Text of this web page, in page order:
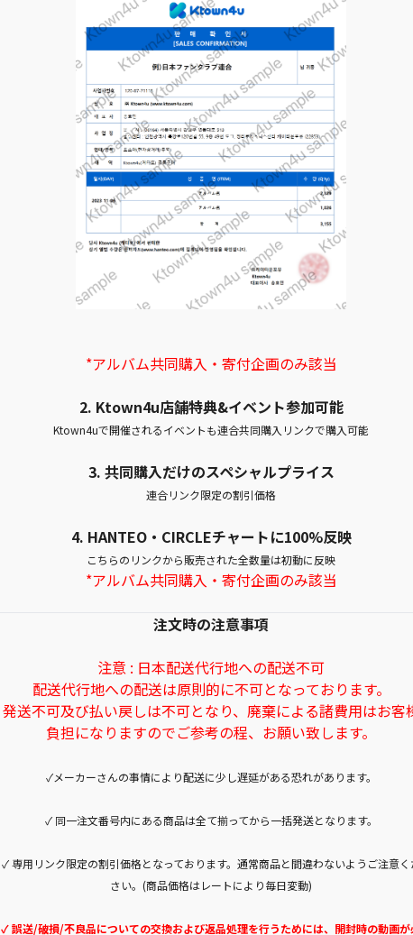
*アルバム共同購入・寄付企画のみ該当
2. Ktown4u店舗特典&イベント参加可能
Ktown4uで開催されるイベントも連合共同購入リンクで購入可能
3. 共同購入だけのスペシャルプライス
連合リンク限定の割引価格
4. HANTEO・CIRCLEチャートに100%反映
こちらのリンクから販売された全数量は初動に反映
*アルバム共同購入・寄付企画のみ該当
注文時の注意事項
注意 : 日本配送代行地への配送不可
配送代行地への配送は原則的に不可となっております。
発送不可及び払い戻しは不可となり、廃棄による諸費用はお客
負担になりますのでご参考の程、お願い致します。
✓メーカーさんの事情により配送に少し遅延がある恐れがあります。
✓ 同一注文番号内にある商品は全て揃ってから一括発送となります。
✓ 専用リンク限定の割引価格となっております。通常商品と間違わないようご注意く
さい。(商品価格はレートにより毎日変動)
✓ 誤送/破損/不良品についての交換および返品処理を行うためには、開封時の動画が